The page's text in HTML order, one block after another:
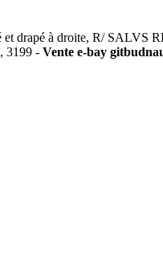
drapé à droite, R/ SALVS
3199 - Vente e-bay